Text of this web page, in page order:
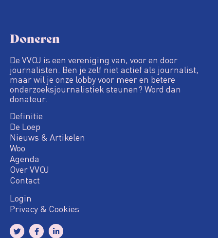
Doneren
De VVOJ is een vereniging van, voor en door
journalisten. Ben je zelf niet actief als journalist,
maar wil je onze lobby voor meer en betere
onderzoeksjournalistiek steunen? Word dan
donateur.
Definitie
De Loep
Nieuws & Artikelen
Woo
Agenda
Over VVOJ
Contact
Login
Privacy & Cookies